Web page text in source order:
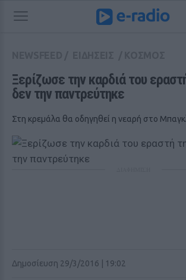
Ξερίζωσε την καρδιά του
δεν την παντρεύτηκε
Στη κρεμάλα θα οδηγηθεί η νεαρή στο
Δημοσίευση 29/3/2016 | 19:02